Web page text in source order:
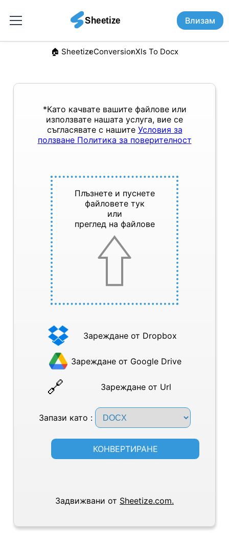
Влизам
🏠︎ SheetizeConversionXls To Docx
*Като качвате вашите файлове или
използвате нашата услуга, вие се
съгласявате с нашите Условия за
ползване Политика за поверителност
Плъзнете и пуснете
файловете тук
или
преглед на файлове
Зареждане от Dropbox
Зареждане от Google Drive
Зареждане от Url
Запази като :
КОНВЕРТИРАНЕ
Задвижвани от Sheetize.com.